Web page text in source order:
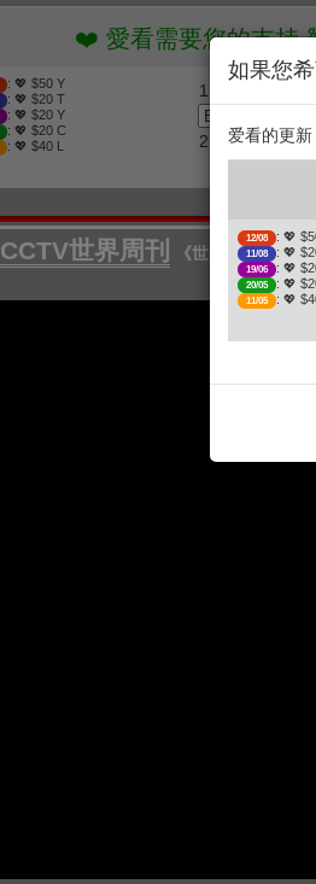
❤️ 愛看需要您的支持 贊
: 💖 $50 Y
: 💖 $20 T
: 💖 $20 Y
: 💖 $20 C
: 💖 $40 L
1. 选择金额
2. 点击捐赠支持
CCTV世界周刊
《世界周刊》冲
如果您
爱看的更
12/08 : 💖
11/08 : 💖
19/06 : 💖
20/05 : 💖
11/05 : 💖